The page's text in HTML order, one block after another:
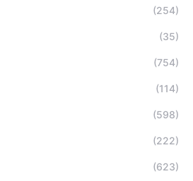
(254)
(35)
(754)
(114)
(598)
(222)
(623)